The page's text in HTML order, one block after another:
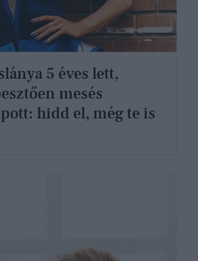
5 éves lett,
mesés
hidd el, még te is